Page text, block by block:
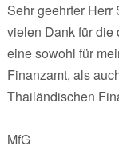
Sehr geehrter Herr
vielen Dank für die
eine sowohl für
Finanzamt, als
Thailändischen
MfG